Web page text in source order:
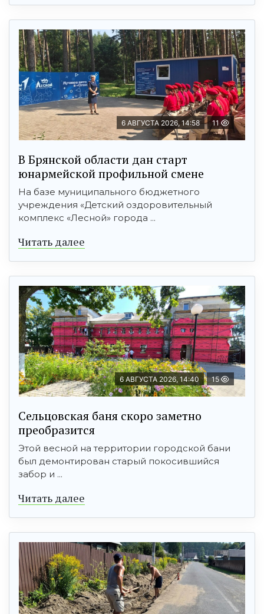
6 АВГУСТА 2026, 14:58 11
В Брянской области дан старт
юнармейской профильной смене
На базе муниципального бюджетного
учреждения «Детский оздоровительный
комплекс «Лесной» города ...
Читать далее
6 АВГУСТА 2026, 14:40 15
Сельцовская баня скоро заметно
преобразится
Этой весной на территории городской бани
был демонтирован старый покосившийся
забор и ...
Читать далее